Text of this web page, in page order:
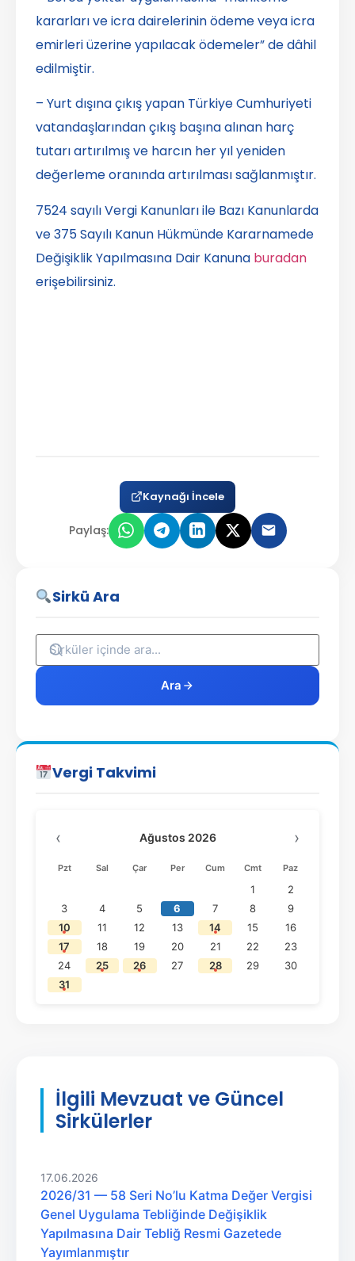
kararları ve icra dairelerinin ödeme veya icra
emirleri üzerine yapılacak ödemeler” de dâhil
edilmiştir.
– Yurt dışına çıkış yapan Türkiye Cumhuriyeti
vatandaşlarından çıkış başına alınan harç
tutarı artırılmış ve harcın her yıl yeniden
değerleme oranında artırılması sağlanmıştır.
7524 sayılı Vergi Kanunları ile Bazı Kanunlarda
ve 375 Sayılı Kanun Hükmünde Kararnamede
Değişiklik Yapılmasına Dair Kanuna buradan
erişebilirsiniz.
Kaynağı İncele
Paylaş:
Sirkü Ara
Ara
Vergi Takvimi
‹ Ağustos 2026 ›
Pzt Sal Çar Per Cum Cmt Paz
1
2
3
4 5 6 7 8
9
10
11 12 13 14 15
16
17
18 19 20 21 22
23
24
25 26 27 28 29
30
31
İlgili Mevzuat ve Güncel
Sirkülerler
17.06.2026
2026/31 — 58 Seri No’lu Katma Değer Vergisi
Genel Uygulama Tebliğinde Değişiklik
Yapılmasına Dair Tebliğ Resmi Gazetede
Yayımlanmıştır